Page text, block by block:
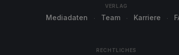
VERLAG
Mediadaten Team Karriere
RECHTLICHES